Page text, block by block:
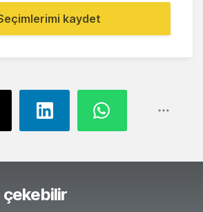
kaydet
çekebilir